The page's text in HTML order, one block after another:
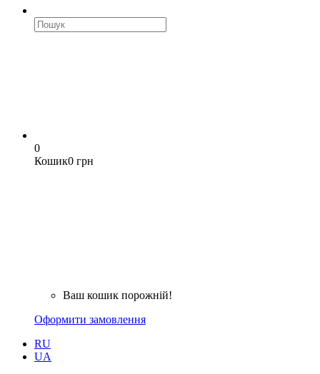
0
Кошик0 грн
Ваш кошик порожній!
Оформити замовлення
RU
UA